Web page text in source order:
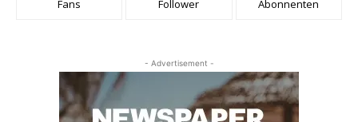
Fans Follower Abonnenten
- Advertisement -